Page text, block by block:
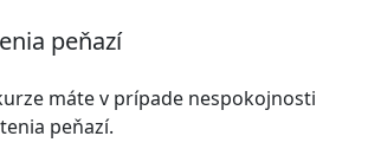
peňazí
máte v prípade nespokojnosti
peňazí.